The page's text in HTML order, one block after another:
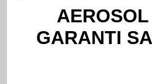
AEROSOL
GARANTI